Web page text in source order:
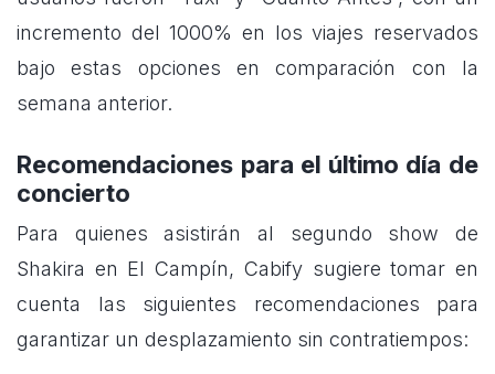
incremento del 1000% en los viajes reservados
bajo estas opciones en comparación con la
semana anterior.
Recomendaciones para el último día de
concierto
Para quienes asistirán al segundo show de
Shakira en El Campín, Cabify sugiere tomar en
cuenta las siguientes recomendaciones para
garantizar un desplazamiento sin contratiempos: